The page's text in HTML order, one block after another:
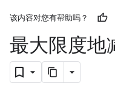
该内容对您有帮助吗？
最大限度地